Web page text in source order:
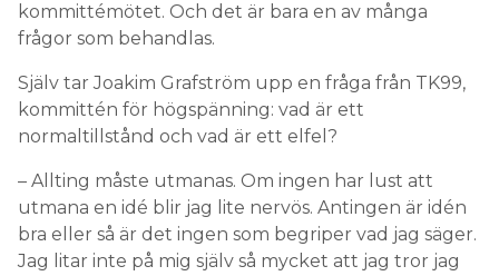
kommittémötet. Och det är bara en av många
frågor som behandlas.
Själv tar Joakim Grafström upp en fråga från TK99,
kommittén för högspänning: vad är ett
normaltillstånd och vad är ett elfel?
– Allting måste utmanas. Om ingen har lust att
utmana en idé blir jag lite nervös. Antingen är idén
bra eller så är det ingen som begriper vad jag säger.
Jag litar inte på mig själv så mycket att jag tror jag